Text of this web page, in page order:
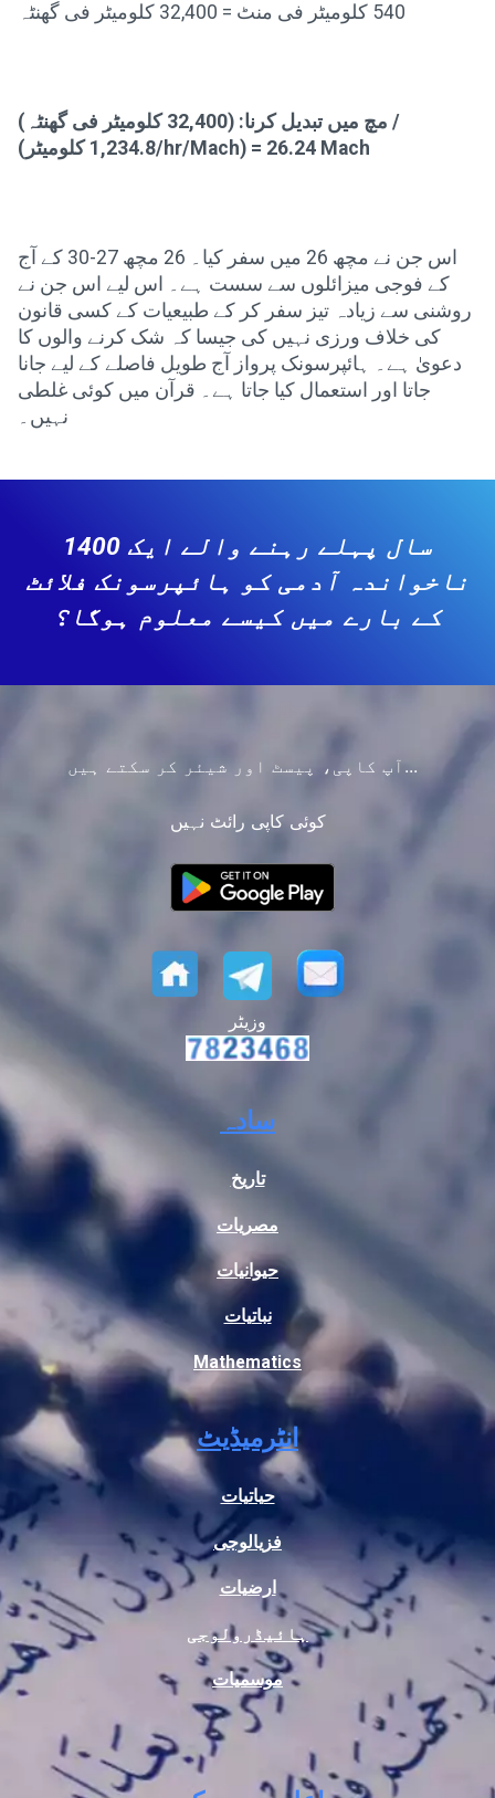
540 کلومیٹر فی منٹ = 32,400 کلومیٹر فی گھنٹہ
مچ میں تبدیل کرنا: (32,400 کلومیٹر فی گھنٹہ) /
(1,234.8 کلومیٹر/hr/Mach) = 26.24 Mach
اس جن نے مچھ 26 میں سفر کیا۔ 26 مچھ 27-30 کے آج
کے فوجی میزائلوں سے سست ہے۔ اس لیے اس جن نے
روشنی سے زیادہ تیز سفر کر کے طبیعیات کے کسی قانون
کی خلاف ورزی نہیں کی جیسا کہ شک کرنے والوں کا
دعویٰ ہے۔ ہائپرسونک پرواز آج طویل فاصلے کے لیے جانا
جاتا اور استعمال کیا جاتا ہے۔ قرآن میں کوئی غلطی
نہیں۔
1400 سال پہلے رہنے والے ایک
ناخواندہ آدمی کو ہائپرسونک فلائٹ
کے بارے میں کیسے معلوم ہوگا؟
آپ کاپی، پیسٹ اور شیئر کر سکتے ہیں...
کوئی کاپی رائٹ نہیں
وزیٹر
سادہ
تاریخ
مصریات
حیوانیات
نباتیات
Mathematics
انٹرمیڈیٹ
حیاتیات
فزیالوجی
ارضیات
ہائیڈرولوجی
موسمیات